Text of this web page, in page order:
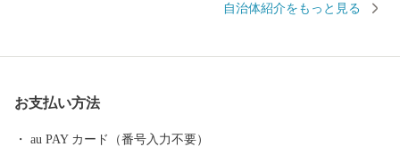
ほか、楽器やオートバイ、繊維、食品など、ものづくりの街は生
まなウォーター・ビーチ・マリンスポーツを楽しむことができ、
自治体紹介をもっと見る
お支払い方法
au PAY カード（番号入力不要）